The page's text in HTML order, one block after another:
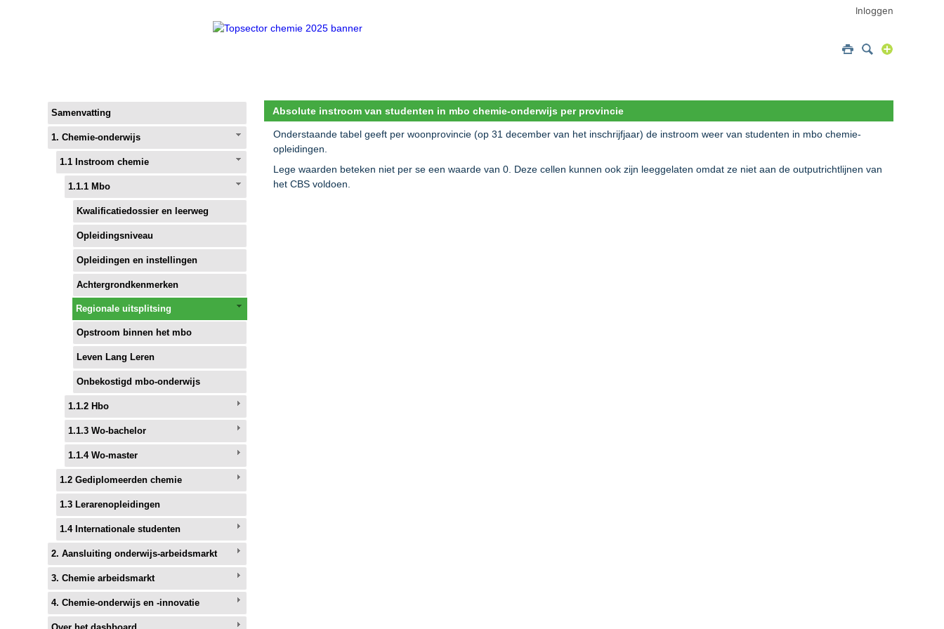
Inloggen
Samenvatting
1. Chemie-onderwijs
1.1 Instroom chemie
1.1.1 Mbo
Kwalificatiedossier en leerweg
Opleidingsniveau
Opleidingen en instellingen
Achtergrondkenmerken
Regionale uitsplitsing
Opstroom binnen het mbo
Leven Lang Leren
Onbekostigd mbo-onderwijs
1.1.2 Hbo
1.1.3 Wo-bachelor
1.1.4 Wo-master
1.2 Gediplomeerden chemie
1.3 Lerarenopleidingen
1.4 Internationale studenten
2. Aansluiting onderwijs-arbeidsmarkt
3. Chemie arbeidsmarkt
4. Chemie-onderwijs en -innovatie
Absolute instroom van studenten in mbo chemie-onderwijs per provincie
Onderstaande tabel geeft per woonprovincie (op 31 december van het inschrijfjaar) de instroom weer van studenten in mbo chemie-
opleidingen.
Lege waarden beteken niet per se een waarde van 0. Deze cellen kunnen ook zijn leeggelaten omdat ze niet aan de outputrichtlijnen van
het CBS voldoen.